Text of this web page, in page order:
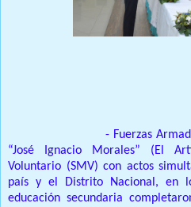
- Fuerzas
“José Ignacio Morales” (El
Voluntario (SMV) con actos
país y el Distrito Nacional, en
educación secundaria